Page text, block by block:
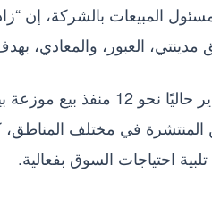
مدينتي، العبور، والمعادي،
وأضاف أن الشركة تدير
احتياجات السوق بفعالية.